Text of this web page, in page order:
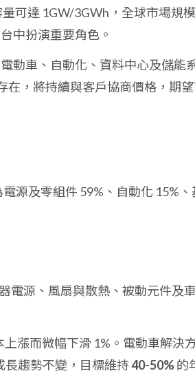
可達 1GW/3GWh，全球市場規
中扮演重要角色。
電動車、自動化、資料中心及儲能
在，將持續與客戶協商價格，期
源及零組件 59%、自動化 15%、
電源、風扇與散熱、被動元件及
漲而微幅下滑 1%。電動車解決
長趨勢不變，目標維持40-50%的